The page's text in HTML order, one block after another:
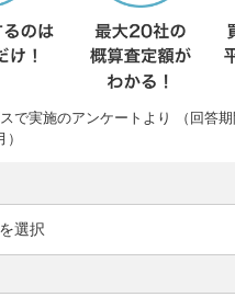
で実施のアンケートより （回答